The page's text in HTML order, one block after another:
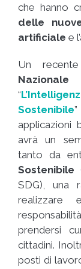
che hanno
delle
artificiale e
Un
“
Sostenibile
applicazioni
avrà un
tanto da
Sostenibile
SDG), una
prendersi
cittadini.
posti di